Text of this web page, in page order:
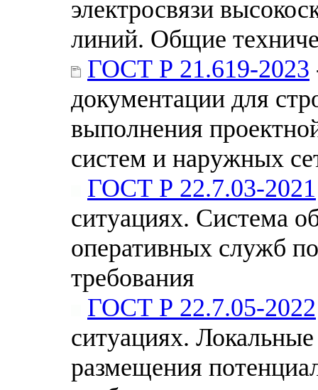
электросвязи
линий. Общие
ГОСТ Р 21.619-2023
документации для
выполнения
систем и наружных
ГОСТ Р 22.7.03-2021
ситуациях. Система
оперативных служб
требования
ГОСТ Р 22.7.05-2022
ситуациях.
размещения